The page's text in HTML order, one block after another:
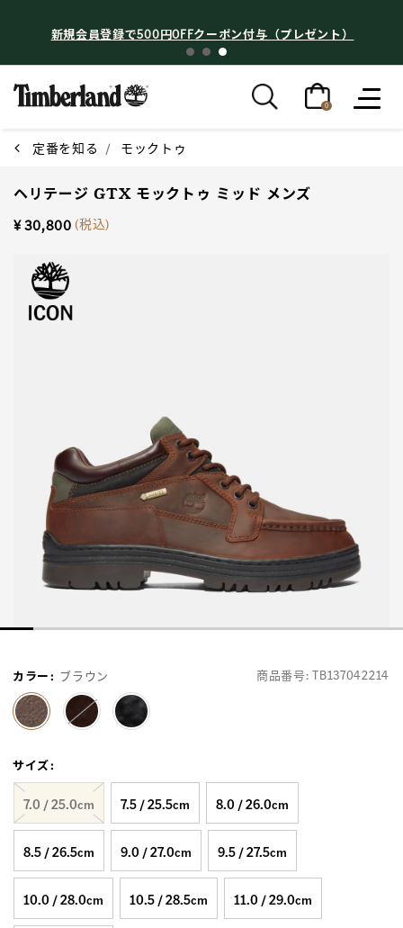
新規会員登録で500円OFFクーポン付与（プレゼント）
0
定番を知る モックトゥ
ヘリテージ GTX モックトゥ ミッド メンズ
¥ 30,800 (税込)
商品番号:TB137042214
カラー: ブラウン
サイズ:
7.0 / 25.0cm 7.5 / 25.5cm 8.0 / 26.0cm
8.5 / 26.5cm 9.0 / 27.0cm 9.5 / 27.5cm
10.0 / 28.0cm 10.5 / 28.5cm 11.0 / 29.0cm